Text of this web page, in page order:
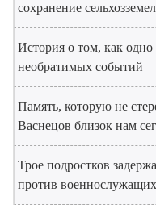
сохранение
История о том, как одно
необратимых событий
Память, которую не
Васнецов близок нам
Трое подростков
против военнослужащих